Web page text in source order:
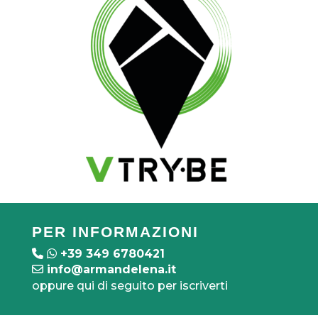
PER INFORMAZIONI
+39 349 6780421
info@armandelena.it
oppure qui di seguito per iscriverti